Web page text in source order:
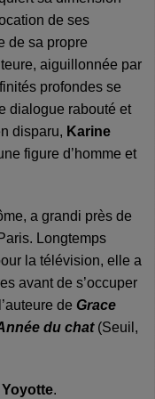
de ses
de sa propre
aiguillonnée par
profondes se
dialogue rabouté et
disparu, Karine
figure d’homme et
a grandi près de
Longtemps
la télévision, elle a
avant de s’occuper
de Grace
du chat(Seuil,
.